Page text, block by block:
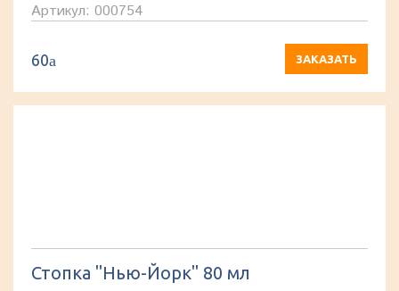
Артикул: 000754
60a ЗАКАЗАТЬ
Стопка "Нью-Йорк" 80 мл